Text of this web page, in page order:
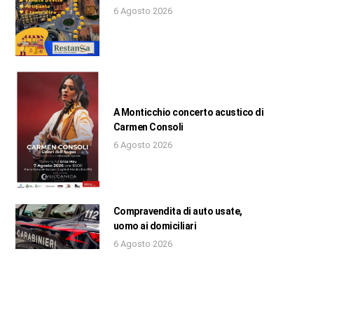
6 Agosto 2026
A Monticchio concerto acustico di
Carmen Consoli
6 Agosto 2026
Compravendita di auto usate,
uomo ai domiciliari
6 Agosto 2026